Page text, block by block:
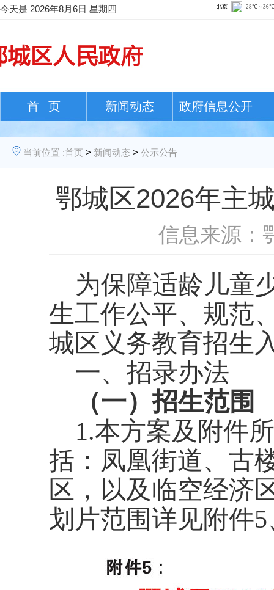
今天是 2026年8月6日 星期四
首 页 新闻动态 政府信息公开
当前位置 :首页 > 新闻动态 > 公示公告
鄂城区2026年主
信息来源：
为保障适龄儿童
生工作公平、规范
城区义务教育招生
一、 招录办法
（一）招生范围
1.本方案及附件
括：凤凰街道、古
区，以及临空经济
划片范围详见附件5